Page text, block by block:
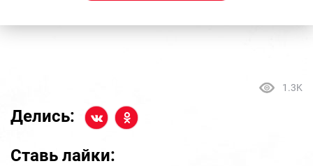
1.3K
Делись:
Ставь лайки: